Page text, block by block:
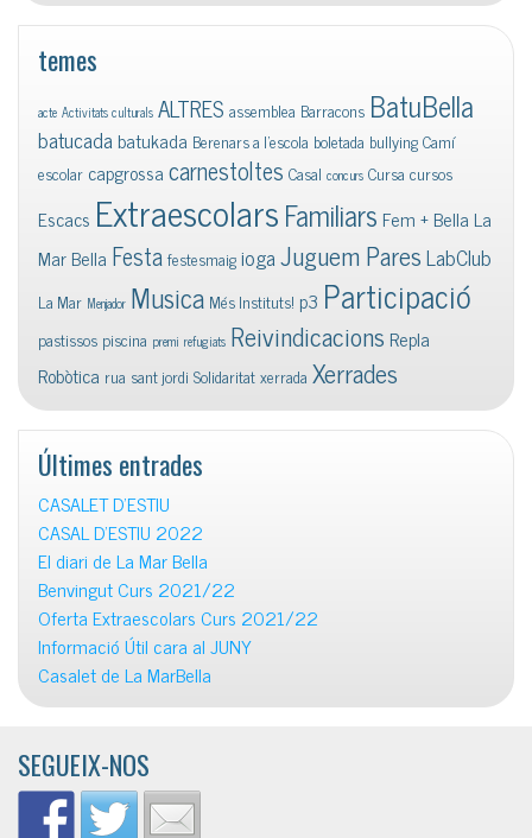
temes
acte Activitats culturals ALTRES assemblea Barracons BatuBella
batucadabatukada Berenars a l'escola boletada bullyingCamí
escolar capgrossacarnestoltes Casal concurs Cursa cursos
Escacs ExtraescolarsFamiliars Fem + Bella La
Mar Bella FestafestesmaigiogaJuguem ParesLabClub
La Mar Menjador Musica Més Instituts! p3 Participació
pastissos piscina premi refugiats Reivindicacions Repla
Robòtica rua sant jordi Solidaritatxerrada Xerrades
Últimes entrades
CASALET D’ESTIU
CASAL D’ESTIU 2022
El diari de La Mar Bella
Benvingut Curs 2021/22
Oferta Extraescolars Curs 2021/22
Informació Útil cara al JUNY
Casalet de La MarBella
SEGUEIX-NOS